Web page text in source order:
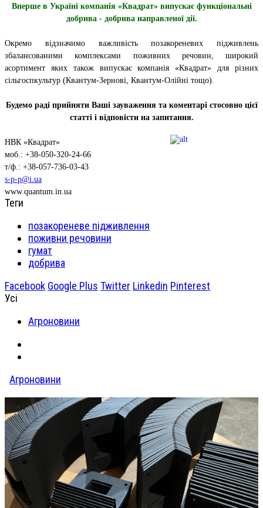
Вперше в Україні компанія «Квадрат» випускає функціональні
добрива - добрива направленої дії.
Окремо відзначимо важливість позакореневих підживлень
збалансованими комплексами поживних речовин, широкий
асортимент яких також випускає компанія «Квадрат» для різних
сільгоспкультур (Квантум-Зернові, Квантум-Олійні тощо).
Будемо раді прийняти Ваші зауваження та коментарі стосовно цієї
статті і відповісти на запитання.
НВК «Квадрат»
моб.: +38-050-320-24-66
т/ф.: +38-057-736-03-43
s-p-p@i.ua
www.quantum.in.ua
Теги
позакореневе підживлення
поживни речовини
гумат
добрива
Facebook Google Plus Twitter Linkedin Pinterest
Усі
Агроновини
Агроновини